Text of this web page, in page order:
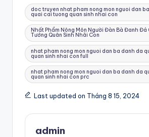
Tags:
doc truyen nhat pham nong mon nguoi dan
quai cai tuong quan sinh nhai con
Nhất Phẩm Nông Môn Người Đàn Bà Đanh Đá
Tướng Quân Sinh Nhãi Con
nhat pham nong mon nguoi dan ba danh da
quan sinh nhai con full
nhat pham nong mon nguoi dan ba danh da
quan sinh nhai con prc
Last updated on Tháng 8 15, 2024
admin